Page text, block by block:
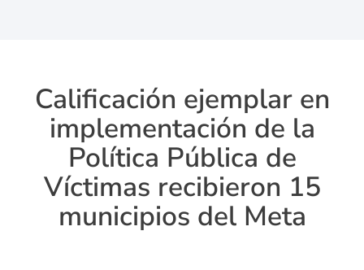
Calificación ejemplar en
implementación de la
Política Pública de
Víctimas recibieron 15
municipios del Meta